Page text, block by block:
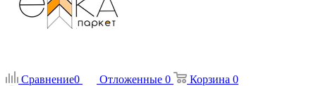
Сравнение0 Отложенные 0 Корзина 0